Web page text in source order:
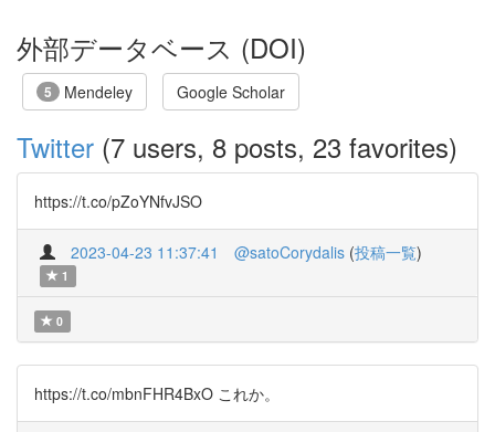
外部データベース (DOI)
5 Mendeley Google Scholar
Twitter (7 users, 8 posts, 23 favorites)
https://t.co/pZoYNfvJSO
2023-04-23 11:37:41 @satoCorydalis (投稿一覧)
1
0
https://t.co/mbnFHR4BxO これか。